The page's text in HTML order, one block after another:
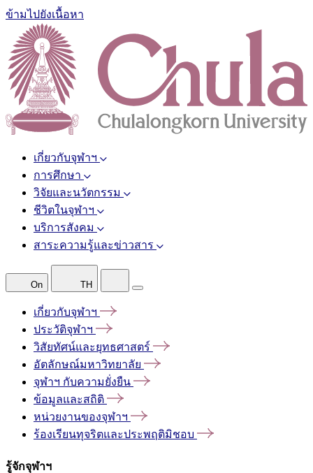
ข้ามไปยังเนื้อหา
เกี่ยวกับจุฬาฯ
การศึกษา
วิจัยและนวัตกรรม
ชีวิตในจุฬาฯ
บริการสังคม
สาระความรู้และข่าวสาร
On TH
เกี่ยวกับจุฬาฯ
ประวัติจุฬาฯ
วิสัยทัศน์และยุทธศาสตร์
อัตลักษณ์มหาวิทยาลัย
จุฬาฯ กับความยั่งยืน
ข้อมูลและสถิติ
หน่วยงานของจุฬาฯ
ร้องเรียนทุจริตและประพฤติมิชอบ
รู้จักจุฬาฯ